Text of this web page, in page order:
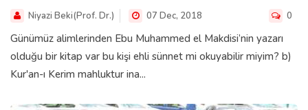
Niyazi Beki(Prof. Dr.) 07 Dec, 2018 0
Günümüz alimlerinden Ebu Muhammed el Makdisi’nin yazarı
olduğu bir kitap var bu kişi ehli sünnet mi okuyabilir miyim? b)
Kur'an-ı Kerim mahluktur ina...